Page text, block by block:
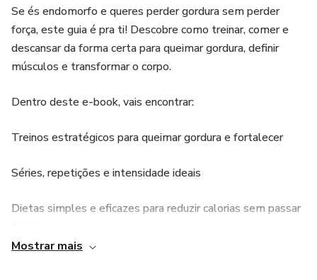
Se és endomorfo e queres perder gordura sem perder
força, este guia é pra ti! Descobre como treinar, comer e
descansar da forma certa para queimar gordura, definir
músculos e transformar o corpo.
Dentro deste e-book, vais encontrar:
Treinos estratégicos para queimar gordura e fortalecer
Séries, repetições e intensidade ideais
Dietas simples e eficazes para reduzir calorias sem passar
Mostrar mais